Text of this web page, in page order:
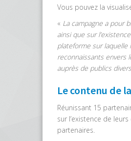
Vous pouvez la
« La campagne a pour
ainsi que sur
plateforme sur laquelle
reconnaissants envers
auprès de publics
Le contenu de
Réunissant 15
sur l’existence de
partenaires.